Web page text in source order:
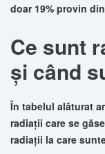
doar 19% provin
Ce sunt
şi când
În tabelul alăturat
radiaţii care se
radiaţii la care